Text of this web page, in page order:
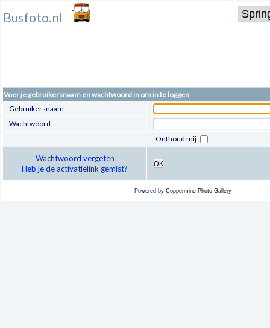
Busfoto.nl
Voer je gebruikersnaam en wachtwoord in om in te loggen
Gebruikersnaam
Wachtwoord
Onthoud mij
Wachtwoord vergeten
Heb je de activatielink gemist?
OK
Powered by Coppermine Photo Gallery